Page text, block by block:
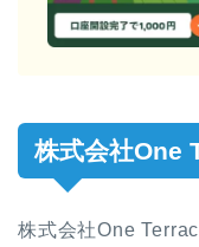
株式会社One
株式会社One